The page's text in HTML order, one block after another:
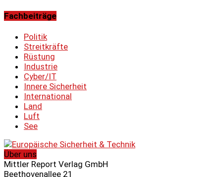
Fachbeiträge
Politik
Streitkräfte
Rüstung
Industrie
Cyber/IT
Innere Sicherheit
International
Land
Luft
See
Über uns
Mittler Report Verlag GmbH
Beethovenallee 21